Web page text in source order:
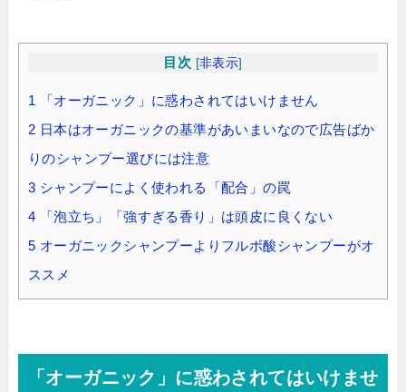
目次 [非表示]
1 「オーガニック」に惑わされてはいけません
2 日本はオーガニックの基準があいまいなので広告ばか
りのシャンプー選びには注意
3 シャンプーによく使われる「配合」の罠
4 「泡立ち」「強すぎる香り」は頭皮に良くない
5 オーガニックシャンプーよりフルボ酸シャンプーがオ
ススメ
「オーガニック」に惑わされてはいけませ